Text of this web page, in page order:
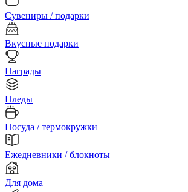
Сувениры / подарки
Вкусные подарки
Награды
Пледы
Посуда / термокружки
Ежедневники / блокноты
Для дома